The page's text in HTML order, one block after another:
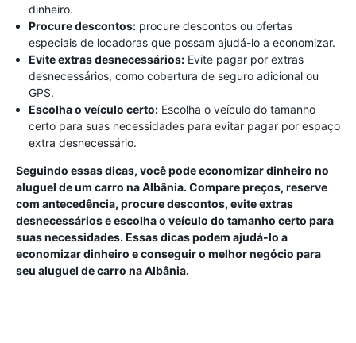
dinheiro.
Procure descontos: procure descontos ou ofertas
especiais de locadoras que possam ajudá-lo a economizar.
Evite extras desnecessários: Evite pagar por extras
desnecessários, como cobertura de seguro adicional ou
GPS.
Escolha o veículo certo: Escolha o veículo do tamanho
certo para suas necessidades para evitar pagar por espaço
extra desnecessário.
Seguindo essas dicas, você pode economizar dinheiro no
aluguel de um carro na Albânia. Compare preços, reserve
com antecedência, procure descontos, evite extras
desnecessários e escolha o veículo do tamanho certo para
suas necessidades. Essas dicas podem ajudá-lo a
economizar dinheiro e conseguir o melhor negócio para
seu aluguel de carro na Albânia.